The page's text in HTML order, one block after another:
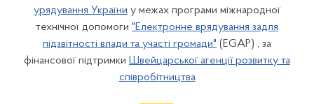
урядування України у межах програми міжнародної
технічної допомоги "Електронне врядування задля
підзвітності влади та участі громади" (EGAP) , за
фінансової підтримки Швейцарської агенції розвитку та
співробітництва